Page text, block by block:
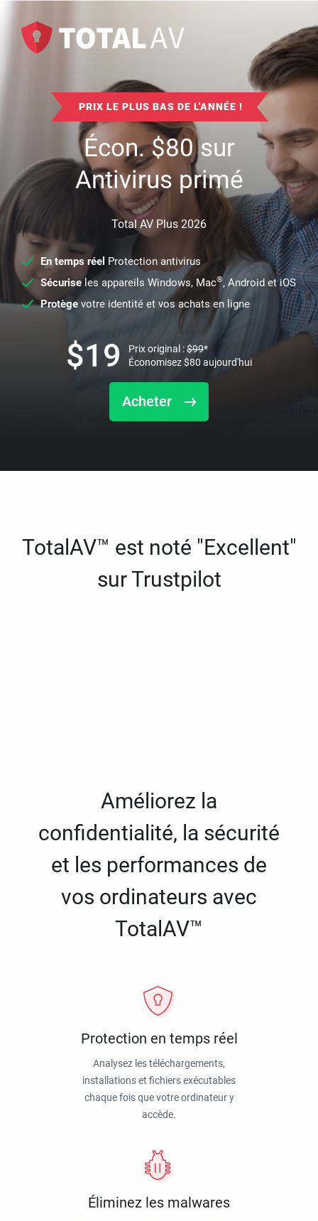
PRIX LE PLUS BAS DE L'ANNÉE !
Écon.$80sur
Antivirus primé
Total AV Plus 2026
En temps réel Protection antivirus
Sécuriseles appareils Windows, Mac®, Android et iOS
Protège votre identité et vos achats en ligne
Acheter
$19 Prix original :$99*
Économisez$80 aujourd'hui
TotalAV™ est noté "Excellent"
sur Trustpilot
Améliorez la
confidentialité, la sécurité
et les performances de
vos ordinateurs avec
TotalAV™
Protection en temps réel
Analysez les téléchargements,
installations et fichiers exécutables
chaque fois que votre ordinateur y
accède.
Éliminez les malwares